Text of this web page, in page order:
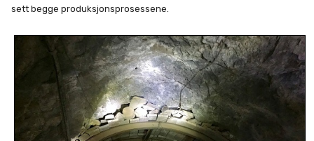
sett begge produksjonsprosessene.